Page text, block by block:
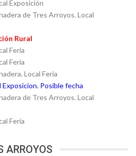
Exposición
de Tres Arroyos. Local
Rural
Feria
Feria
Local Feria
Posible fecha
de Tres Arroyos. Local
Feria
ARROYOS